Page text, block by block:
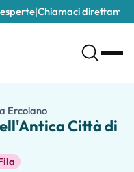
|Chiamaci direttamente
citta-di-ercolano/
con una guida
conservati del mondo in
esplora le
ammirerai bellissimi
ErcolanoTour Privato
Città di